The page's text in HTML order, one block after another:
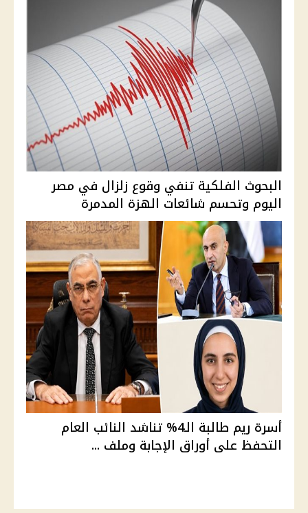
البحوث الفلكية تنفي وقوع زلزال في مصر
اليوم وتحسم شائعات الهزة المدمرة
أسرة ريم طالبة الـ4% تناشد النائب العام
التحفظ على أوراق الإجابة وملف ...